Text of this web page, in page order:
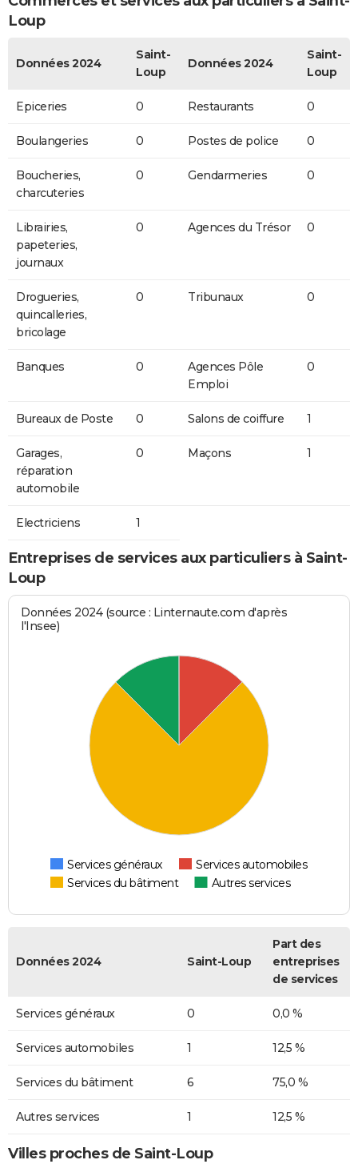
Loup
Données 2024
Saint-
Loup
Données 2024
Saint-
Loup
Epiceries 0 Restaurants 0
Boulangeries 0 Postes de police 0
Boucheries,
charcuteries
0 Gendarmeries 0
Librairies,
papeteries,
journaux
0 Agences du Trésor 0
Drogueries,
quincalleries,
bricolage
0 Tribunaux 0
Banques 0
Agences Pôle
Emploi
0
Bureaux de Poste 0 Salons de coiffure 1
Garages,
réparation
automobile
0 Maçons 1
Electriciens 1
Entreprises de services aux particuliers à Saint-
Loup
Données 2024 (source : Linternaute.com d'après
l'Insee)
Services généraux
Services automobiles
Services du bâtiment
Autres services
Données 2024 Saint-Loup
Part des
entreprises
de services
Services généraux 0 0,0 %
Services automobiles 1 12,5 %
Services du bâtiment 6 75,0 %
Autres services 1 12,5 %
Villes proches de Saint-Loup